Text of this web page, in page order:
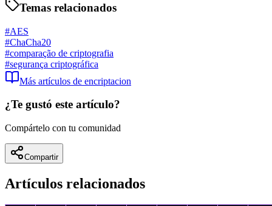
Temas relacionados
#AES
#ChaCha20
#comparação de criptografia
#segurança criptográfica
Más artículos de encriptacion
¿Te gustó este artículo?
Compártelo con tu comunidad
Compartir
Artículos relacionados